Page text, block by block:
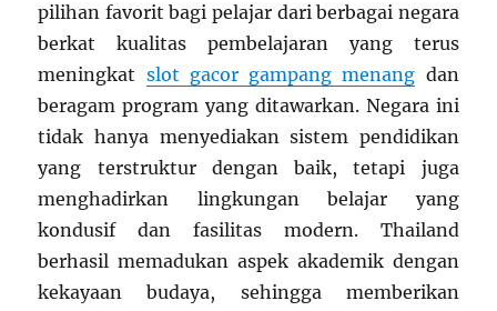
pilihan favorit bagi pelajar dari berbagai negara
berkat kualitas pembelajaran yang terus
meningkat slot gacor gampang menang dan
beragam program yang ditawarkan. Negara ini
tidak hanya menyediakan sistem pendidikan
yang terstruktur dengan baik, tetapi juga
menghadirkan lingkungan belajar yang
kondusif dan fasilitas modern. Thailand
berhasil memadukan aspek akademik dengan
kekayaan budaya, sehingga memberikan